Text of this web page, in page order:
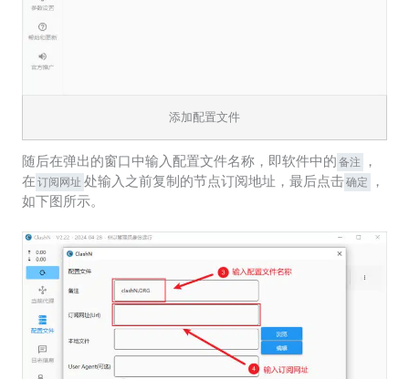
添加配置文件
随后在弹出的窗口中输入配置文件名称，即软件中的 备注
，
在 订阅网址 处输入之前复制的节点订阅地址，最后点击确定
，
如下图所示。